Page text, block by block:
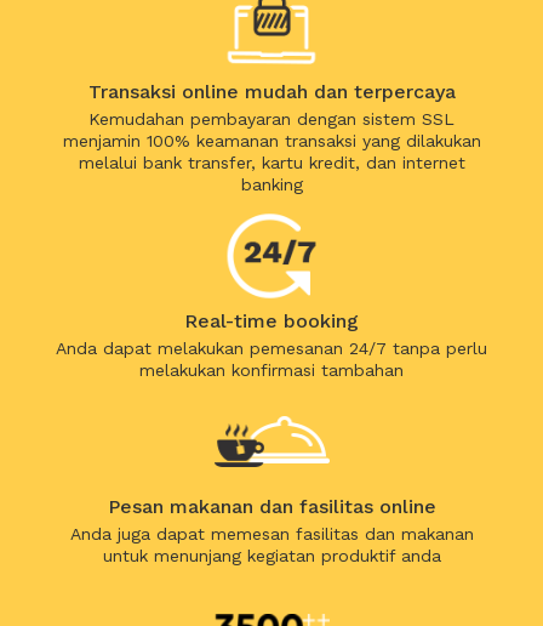
Transaksi online mudah dan terpercaya
Kemudahan pembayaran dengan sistem SSL
menjamin 100% keamanan transaksi yang dilakukan
melalui bank transfer, kartu kredit, dan internet
banking
Real-time booking
Anda dapat melakukan pemesanan 24/7 tanpa perlu
melakukan konfirmasi tambahan
Pesan makanan dan fasilitas online
Anda juga dapat memesan fasilitas dan makanan
untuk menunjang kegiatan produktif anda